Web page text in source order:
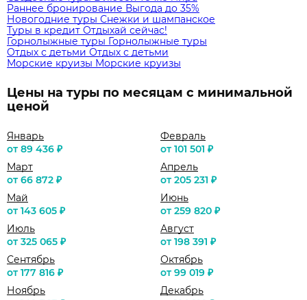
Раннее бронирование Выгода до 35%
Новогодние туры Снежки и шампанское
Туры в кредит Отдыхай сейчас!
Горнолыжные туры Горнолыжные туры
Отдых с детьми Отдых с детьми
Морские круизы Морские круизы
Цены на туры по месяцам с минимальной
ценой
Январь
от 89 436 ₽
Февраль
от 101 501 ₽
Март
от 66 872 ₽
Апрель
от 205 231 ₽
Май
от 143 605 ₽
Июнь
от 259 820 ₽
Июль
от 325 065 ₽
Август
от 198 391 ₽
Сентябрь
от 177 816 ₽
Октябрь
от 99 019 ₽
Ноябрь
Декабрь